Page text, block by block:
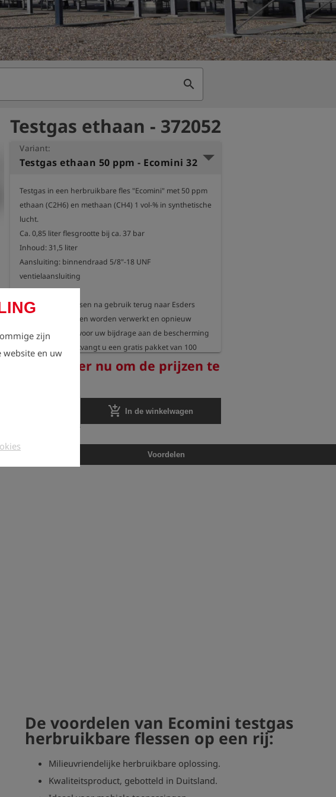
zijn
website en uw
search
Testgas ethaan - 372052
Variant:
Testgas ethaan 50 ppm - Ecomini 32
Testgas in een herbruikbare fles "Ecomini" met 50 ppm
ethaan (C2H6) en methaan (CH4) 1 vol-% in synthetische
lucht.
Ca. 0,85 liter flesgrootte bij ca. 37 bar
Inhoud: 31,5 liter
Aansluiting: binnendraad 5/8"-18 UNF
ventielaansluiting
Stuur de lege flessen na gebruik terug naar Esders
GmbH. Deze flessen worden verwerkt en opnieuw
gevuld. Als dank voor uw bijdrage aan de bescherming
van het milieu ontvangt u een gratis pakket van 100
Registreer nu om de prijzen te
add_shopping_cart In de winkelwagen
Voordelen
De voordelen van Ecomini testgas
herbruikbare flessen op een rij:
Milieuvriendelijke herbruikbare oplossing.
Kwaliteitsproduct, gebotteld in Duitsland.